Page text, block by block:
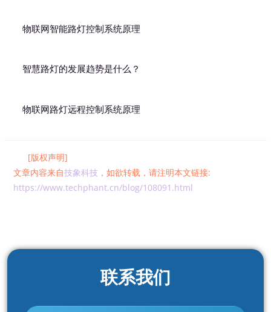
物联网智能路灯控制系统原理
智慧路灯的发展趋势是什么？
物联网路灯远程控制系统原理
[版权声明]
文章内容来自技象科技 ，如欲转载，请注明本文链接:
https://www.techphant.cn/blog/108091.html
联系我们